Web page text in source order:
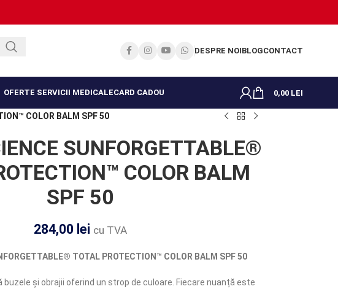
DESPRE NOIBLOGCONTACT
OFERTE SERVICII MEDICALECARD CADOU 0,00 LEI
COLOR BALM SPF 50
SUNFORGETTABLE®
COLOR BALM
SPF 50
284,00 lei cu TVA
TOTAL PROTECTION™ COLOR BALM SPF 50
și obrajii oferind un strop de culoare. Fiecare nuanță este